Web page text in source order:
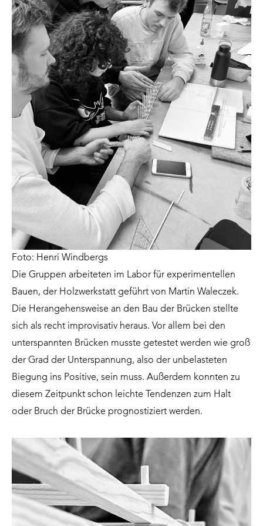
Foto: Henri Windbergs
Die Gruppen arbeiteten im Labor für experimentellen
Bauen, der Holzwerkstatt geführt von Martin Waleczek.
Die Herangehensweise an den Bau der Brücken stellte
sich als recht improvisativ heraus. Vor allem bei den
unterspannten Brücken musste getestet werden wie groß
der Grad der Unterspannung, also der unbelasteten
Biegung ins Positive, sein muss. Außerdem konnten zu
diesem Zeitpunkt schon leichte Tendenzen zum Halt
oder Bruch der Brücke prognostiziert werden.